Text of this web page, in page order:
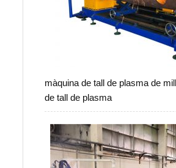
màquina de tall de plasma de
de tall de plasma